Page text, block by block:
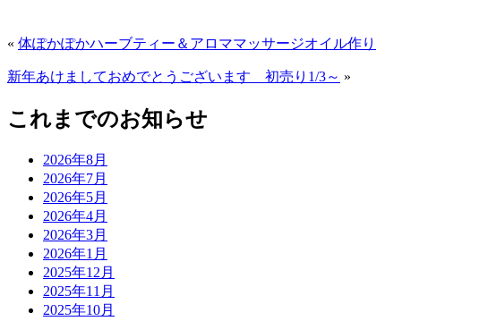
« 体ぽかぽかハーブティー＆アロママッサージオイル作り
新年あけましておめでとうございます 初売り1/3～ »
これまでのお知らせ
2026年8月
2026年7月
2026年5月
2026年4月
2026年3月
2026年1月
2025年12月
2025年11月
2025年10月